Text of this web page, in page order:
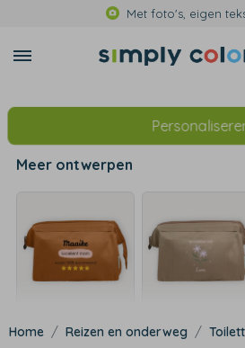
Met foto's, eigen
Meer ontwerpen
Reizen en onderweg